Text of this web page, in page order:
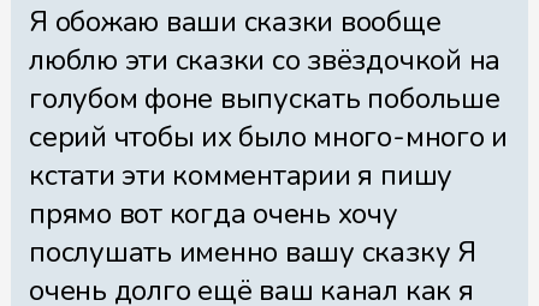
Я обожаю ваши сказки вообще
люблю эти сказки со звёздочкой на
голубом фоне выпускать побольше
серий чтобы их было много-много и
кстати эти комментарии я пишу
прямо вот когда очень хочу
послушать именно вашу сказку Я
очень долго ещё ваш канал как я